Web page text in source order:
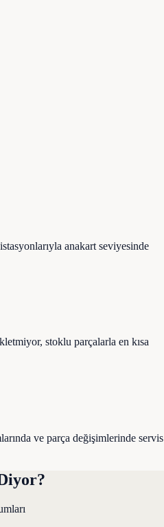
anakart seviyesinde
stoklu parçalarla en kısa
ve parça değişimlerinde servis